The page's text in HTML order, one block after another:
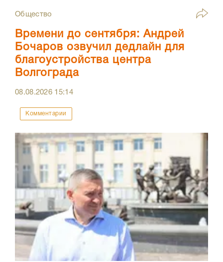
Общество
Времени до сентября: Андрей
Бочаров озвучил дедлайн для
благоустройства центра
Волгограда
08.08.2026 15:14
Комментарии